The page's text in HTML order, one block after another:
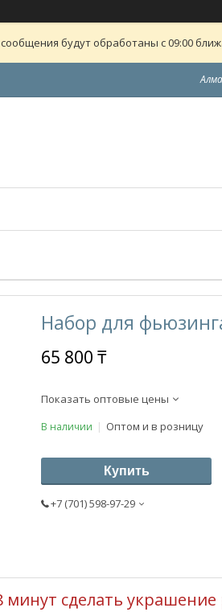
будут обработаны с 09:00
Набор для
65 800 ₸
Показать оптовые цены
В наличии Оптом и в розницу
Купить
+7 (701) 598-97-29
минут сделать